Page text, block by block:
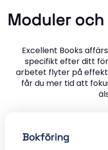
Moduler
Excellent Books
specifikt efter ditt
arbetet flyter på
får du mer tid att
Bokföring